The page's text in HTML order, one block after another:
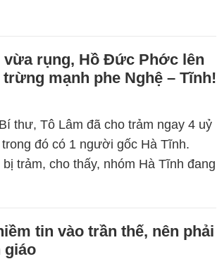
vừa rụng, Hồ Đức Phớc lên
mạnh phe Nghệ – Tĩnh!
thư, Tô Lâm đã cho trảm ngay 4 uỷ
đó có 1 người gốc Hà Tĩnh.
trảm, cho thấy, nhóm Hà Tĩnh đang
tin vào trần thế, nên phải
giáo